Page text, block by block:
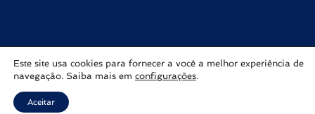
Editora Labrador © 2026 Todos os direitos reservados |
Política de
privacidade
Este site usa cookies para fornecer a você a melhor experiência de
navegação. Saiba mais em configurações.
Aceitar